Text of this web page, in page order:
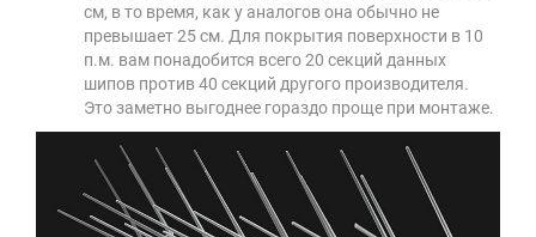
см, в то время, как у аналогов она обычно не
превышает 25 см. Для покрытия поверхности в 10
п.м. вам понадобится всего 20 секций данных
шипов против 40 секций другого производителя.
Это заметно выгоднее гораздо проще при монтаже.